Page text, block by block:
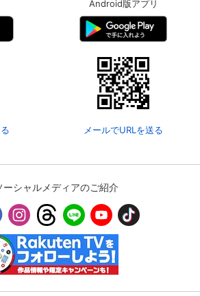
Android版アプリ
メールでURLを送る
ーシャルメディアのご紹介